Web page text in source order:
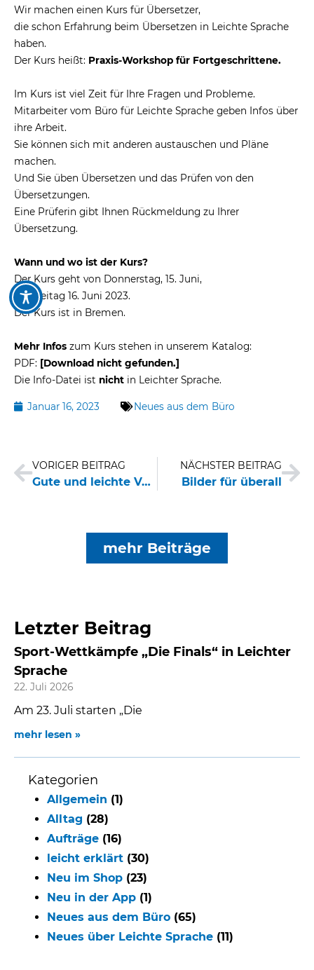
Letzter Beitrag
Sport-Wettkämpfe „Die Finals“ in Leichter
Sprache
22. Juli 2026
Am 23. Juli starten „Die
mehr lesen »
Kategorien
Allgemein (1)
Alltag (28)
Aufträge (16)
leicht erklärt (30)
Neu im Shop (23)
Neu in der App (1)
Neues aus dem Büro (65)
Neues über Leichte Sprache (11)
Wir machen einen Kurs für Übersetzer,
die schon Erfahrung beim Übersetzen in Leichte Sprache
haben.
Der Kurs heißt: Praxis-Workshop für Fortgeschrittene.
Im Kurs ist viel Zeit für Ihre Fragen und Probleme.
Mitarbeiter vom Büro für Leichte Sprache geben Infos über
ihre Arbeit.
Sie können sich mit anderen austauschen und Pläne
machen.
Und Sie üben Übersetzen und das Prüfen von den
Übersetzungen.
Eine Prüferin gibt Ihnen Rückmeldung zu Ihrer
Übersetzung.
Wann und wo ist der Kurs?
Der Kurs geht von Donnerstag, 15. Juni,
bis Freitag 16. Juni 2023.
Der Kurs ist in Bremen.
Mehr Infos zum Kurs stehen in unserem Katalog:
PDF: [Download nicht gefunden.]
Die Info-Datei ist nicht in Leichter Sprache.
Januar 16, 2023 Neues aus dem Büro
Zurück
VORIGER BEITRAG
Gute und leichte Vorsätze
NÄCHSTER BEITRAG
Bilder für überall
mehr Beiträge